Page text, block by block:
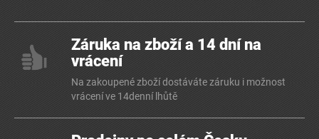
Záruka na zboží a 14 dní na
vrácení
Na zakoupené zboží dostáváte záruku i možnost
vrácení ve 14denní lhůtě